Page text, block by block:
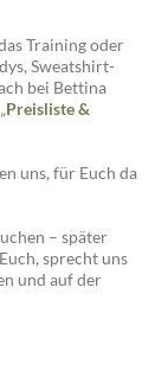
Training oder
Sweatshirt-
bei Bettina
Preisliste&
uns, für Euch da
– später
sprecht uns
und auf der